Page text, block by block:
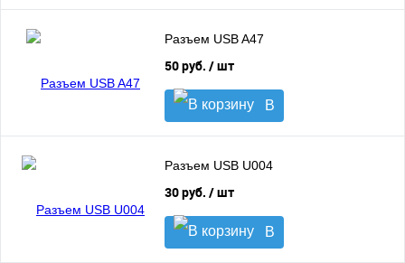
корзину
Разъем USB A47
50 руб. / шт
В
корзину
Разъем USB U004
30 руб. / шт
В